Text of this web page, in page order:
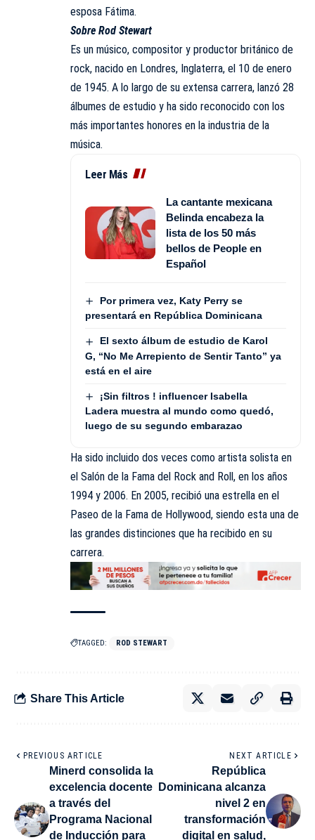
esposa Fátima.
Sobre Rod Stewart
Es un músico, compositor y productor británico de
rock, nacido en Londres, Inglaterra, el 10 de enero
de 1945. A lo largo de su extensa carrera, lanzó 28
álbumes de estudio y ha sido reconocido con los
más importantes honores en la industria de la
música.
Leer Más
La cantante mexicana
Belinda encabeza la
lista de los 50 más
bellos de People en
Español
Por primera vez, Katy Perry se
presentará en República Dominicana
El sexto álbum de estudio de Karol
G, “No Me Arrepiento de Sentir Tanto” ya
está en el aire
¡Sin filtros ! influencer Isabella
Ladera muestra al mundo como quedó,
luego de su segundo embarazao
Ha sido incluido dos veces como artista solista en
el Salón de la Fama del Rock and Roll, en los años
1994 y 2006. En 2005, recibió una estrella en el
Paseo de la Fama de Hollywood, siendo esta una de
las grandes distinciones que ha recibido en su
carrera.
TAGGED: ROD STEWART
Share This Article
PREVIOUS ARTICLE
Minerd consolida la
excelencia docente
a través del
Programa Nacional
de Inducción para
NEXT ARTICLE
República
Dominicana alcanza
nivel 2 en
transformación
digital en salud,